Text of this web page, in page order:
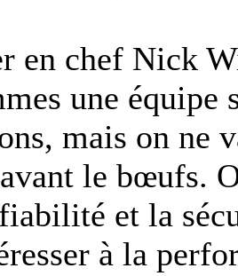
en chef Nick
une équipe
mais on ne
le bœufs.
et la
à la